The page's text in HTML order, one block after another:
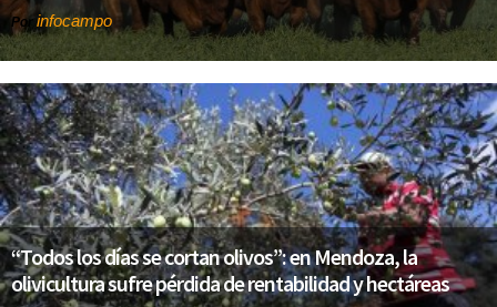
Porinfocampo
“Todos los días se cortan olivos”: en Mendoza, la
olivicultura sufre pérdida de rentabilidad y hectáreas